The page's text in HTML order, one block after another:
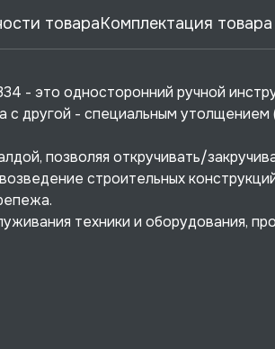
товараКомплектация товара
- это односторонний ручной
другой - специальным утолщением
позволяя откручивать/
строительных
техники и оборудования,